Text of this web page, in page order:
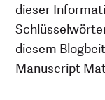
dieser
diesem
Manuscript